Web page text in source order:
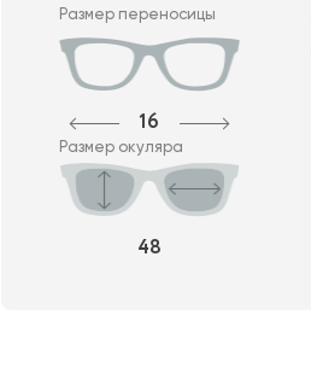
Размер переносицы
16
Размер окуляра
48